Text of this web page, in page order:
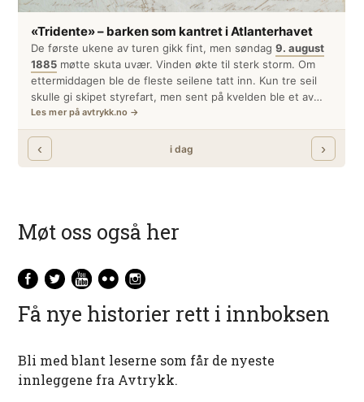
Møt oss også her
Få nye historier rett i innboksen
Bli med blant leserne som får de nyeste
innleggene fra Avtrykk.